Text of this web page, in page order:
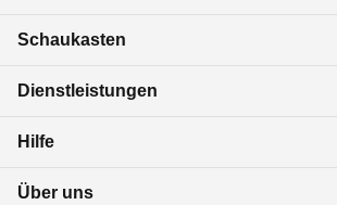
Schaukasten
Dienstleistungen
Hilfe
Über uns